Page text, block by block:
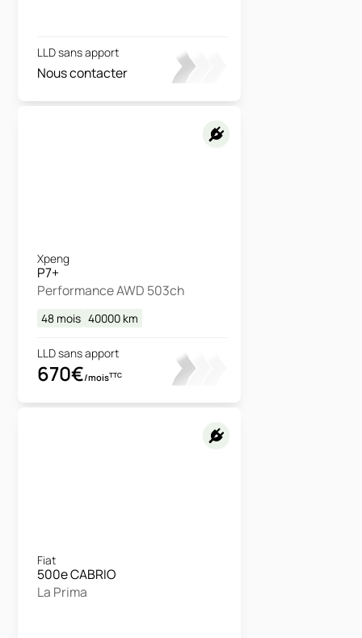
LLD sans apport
Nous contacter
Xpeng
P7+
Performance AWD 503ch
48 mois 40000 km
LLD sans apport
670€/moisTTC
Fiat
500e CABRIO
La Prima